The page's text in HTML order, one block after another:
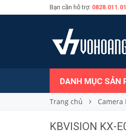
Bạn cần hỗ trợ:
DANH MỤC SẢN
Trang chủ Camera
KBVISION KX-